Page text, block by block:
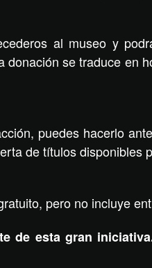
al museo y
se traduce en
puedes hacerlo
de títulos disponibles
pero no incluye
de esta gran